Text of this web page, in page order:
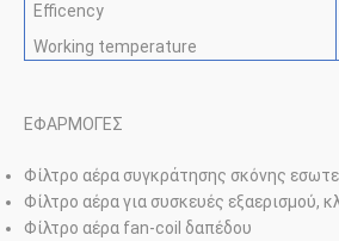
Efficency
Working temperature
ΕΦΑΡΜΟΓΕΣ
Φίλτρο αέρα συγκράτησης σκόνης
Φίλτρο αέρα για συσκευές εξαερισμού,
Φίλτρο αέρα fan-coil δαπέδου